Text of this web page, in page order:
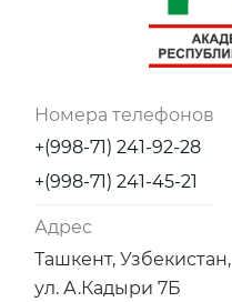
Номера телефонов
+(998-71) 241-92-28
+(998-71) 241-45-21
Адрес
Ташкент, Узбекистан,
ул. А.Кадыри 7Б